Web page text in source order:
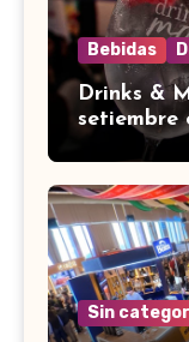
Bebidas
Drinks &
setiembre
Sin